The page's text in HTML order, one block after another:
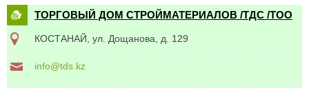
и комплектующие - ISOVER, URSA - сухие строительные смеси
Alinex, Алит - краска водоэмульсионная "Снежинка" - эмали
ПФ-115 "Лакра" - панели пластиковые ПВХ, МДФ - двери
производство Россия - электроинструменты, строительные
ТОРГОВЫЙ ДОМ СТРОЙМАТЕРИАЛОВ /ТДС /ТОО
КОСТАНАЙ, ул. Дощанова, д. 129
info@tds.kz